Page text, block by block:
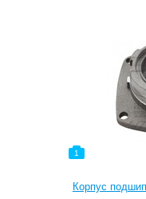
1
Корпус